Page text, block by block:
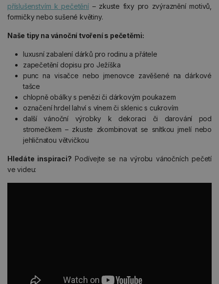
příslušenstvím k pečetění– zkuste fixy pro zvýraznění motivů,
formičky nebo sušené květiny.
Naše tipy na vánoční tvoření s pečetěmi:
luxusní zabalení dárků pro rodinu a přátele
zapečetění dopisu pro Ježíška
punc na visačce nebo jmenovce zavěšené na dárkové
tašce
chlopně obálky s penězi či dárkovým poukazem
označení hrdel lahví s vínem či sklenic s cukrovím
další vánoční výrobky k dekoraci či darování pod
stromečkem – zkuste zkombinovat se snítkou jmelí nebo
jehličnatou větvičkou
Hledáte inspiraci? Podívejte se na výrobu vánočních pečetí
ve videu: